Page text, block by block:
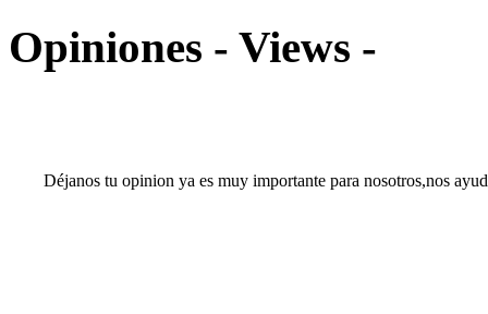
Opiniones - Views -
Déjanos tu opinion ya es muy importante para nosotros,nos